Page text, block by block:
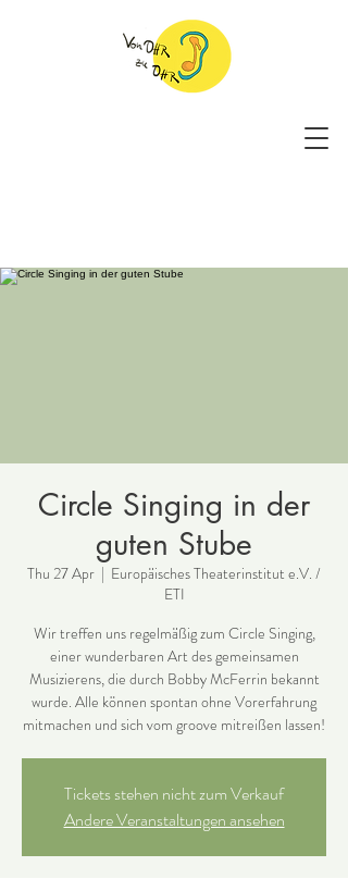
Circle Singing in der
guten Stube
Thu 27 Apr
  |
Europäisches Theaterinstitut e.V. /
ETI
Wir treffen uns regelmäßig zum Circle Singing,
einer wunderbaren Art des gemeinsamen
Musizierens, die durch Bobby McFerrin bekannt
wurde. Alle können spontan ohne Vorerfahrung
mitmachen und sich vom groove mitreißen lassen!
Tickets stehen nicht zum Verkauf
Andere Veranstaltungen ansehen